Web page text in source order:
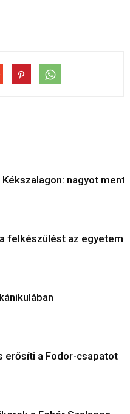
nagyot ment
felkészülést az egyetemi
erősíti a Fodor-csapatot